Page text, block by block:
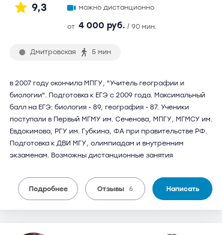
9,3
можно дистанционно
от 4 000 руб. / 90 мин.
Дмитровская 5 мин
в 2007 году окончила МПГУ, "Учитель географии и
биологии". Подготовка к ЕГЭ с 2009 года. Максимальный
балл на ЕГЭ: биология - 89, география - 87. Ученики
поступали в Первый МГМУ им. Сеченова, МПГУ, МГМСУ им.
Евдокимова, РГУ им. Губкина, ФА при правительстве РФ.
Подготовка к ДВИ МГУ, олимпиадам и внутренним
экзаменам. Возможны дистанционные занятия
Подробнее Отзывы 6 Написать